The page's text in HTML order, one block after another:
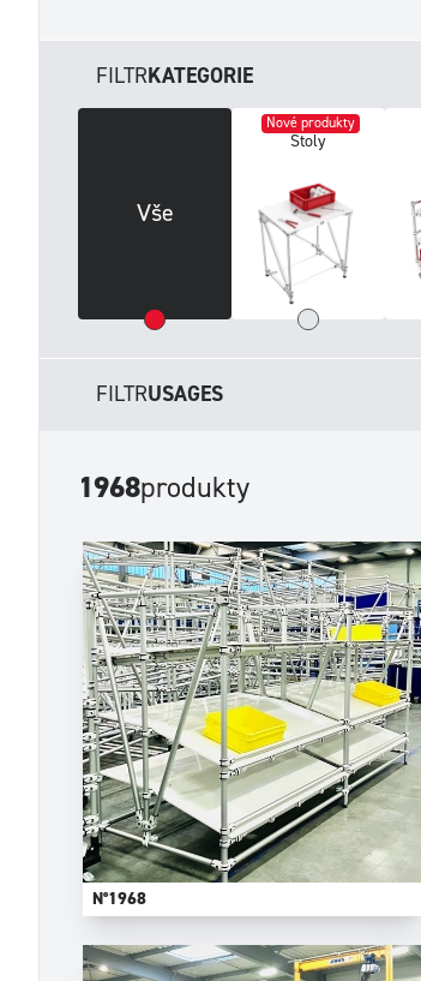
FILTRKATEGORIE
Vše
Nové produkty
Stoly
FILTRUSAGES
1968produkty
N°1968